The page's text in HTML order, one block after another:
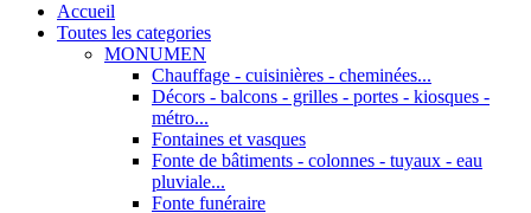
Accueil
Toutes les categories
MONUMEN
Chauffage - cuisinières - cheminées...
Décors - balcons - grilles - portes - kiosques -
métro...
Fontaines et vasques
Fonte de bâtiments - colonnes - tuyaux - eau
pluviale...
Fonte funéraire